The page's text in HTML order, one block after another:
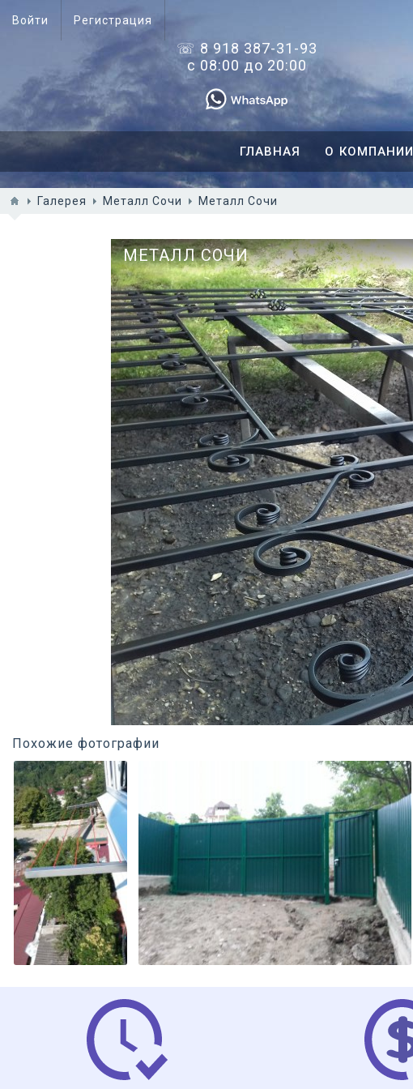
Войти Регистрация
☏ 8 918 387-31-93
с 08:00 до 20:00
ГЛАВНАЯ О КОМПАНИИ
Галерея Металл Сочи Металл Сочи
МЕТАЛЛ СОЧИ
Похожие фотографии